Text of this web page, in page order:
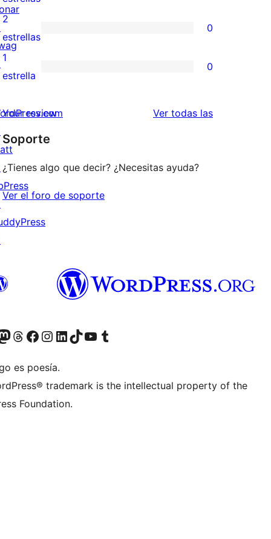
4
estrellas
valoraciones
de
3
estrellas
0
valoraciones
de
estrellas
2
estrellas
0
0
de
estrellas
1
estrella
0
Your review Ver todas lasvaloraciones
Soporte
¿Tienes algo que decir? ¿Necesitas ayuda?
Ver el foro de soporte
Twitter)
cuenta de Bluesky
nuestra cuenta de Mastodon
Visita nuestra cuenta de Threads
Visita nuestra página de Facebook
Visita nuestra cuenta de Instagram
Visita nuestra cuenta de LinkedIn
Visita nuestra cuenta de TikTok
Visita nuestro canal de YouTube
Visita nuestra cuenta de Tumblr
es poesía.
trademark is the intellectual property of the
Foundation.